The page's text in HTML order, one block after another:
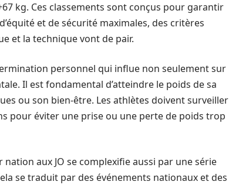
kg. Ces classements sont conçus pour garantir
et de sécurité maximales, des critères
et la technique vont de pair.
personnel qui influe non seulement sur
Il est fondamental d’atteindre le poids de sa
ou son bien-être. Les athlètes doivent surveiller
pour éviter une prise ou une perte de poids trop
aux JO se complexifie aussi par une série
se traduit par des événements nationaux et des